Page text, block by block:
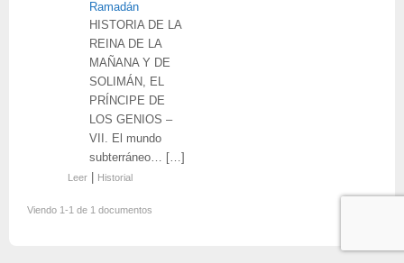
Ramadán
HISTORIA DE LA
REINA DE LA
MAÑANA Y DE
SOLIMÁN, EL
PRÍNCIPE DE
LOS GENIOS –
VII. El mundo
subterráneo… […]
Leer Historial
Viendo 1-1 de 1 documentos